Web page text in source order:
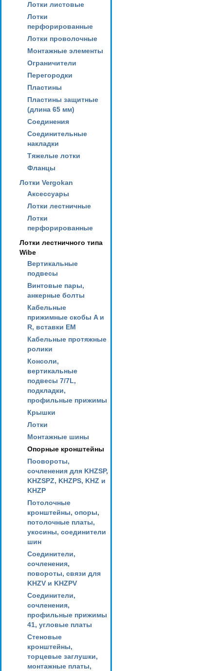
Лотки листовые
Лотки
перфорированные
Лотки проволочные
Монтажные элементы
Ограничители
Перегородки
Пластины
Пластины защитные
(длина 65 мм)
Соединения
Соединительные
накладки
Тяжелые лотки
Фланцы
Лотки Vergokan
Аксессуары
Лотки лестничные
Лотки
перфорированные
Лотки лестничного типа
Wibe
Вертикальные
подвесы
Винтовые пары,
анкерные болты
Кабельные
прижимные скобы A и
R, вставки EM
Кабельные протяжные
ролики
Консоли,
вертикальные
подвесы 7/7L,
подкладки,
профильные прижимы
Крышки
Лотки
Монтажные шины
Опорные кронштейны
Поовороты,
сочленения для KHZSP,
KHZSPZ, KHZPS, KHZ и
KHZP
Потолочные
кронштейны, опоры,
потолочные платы,
укосины, соединители
шин
Соединители,
сочленения,
повороты, связи для
KHZV и KHZPV
Соединители,
сочленения,
профильные прижимы
41, угловые платы
Стеновые
кронштейны,
торцевые заглушки,
монтажные платы,